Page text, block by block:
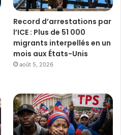
Record d’arrestations par
l’ICE : Plus de 51 000
migrants interpellés en un
mois aux États-Unis
août 5, 2026